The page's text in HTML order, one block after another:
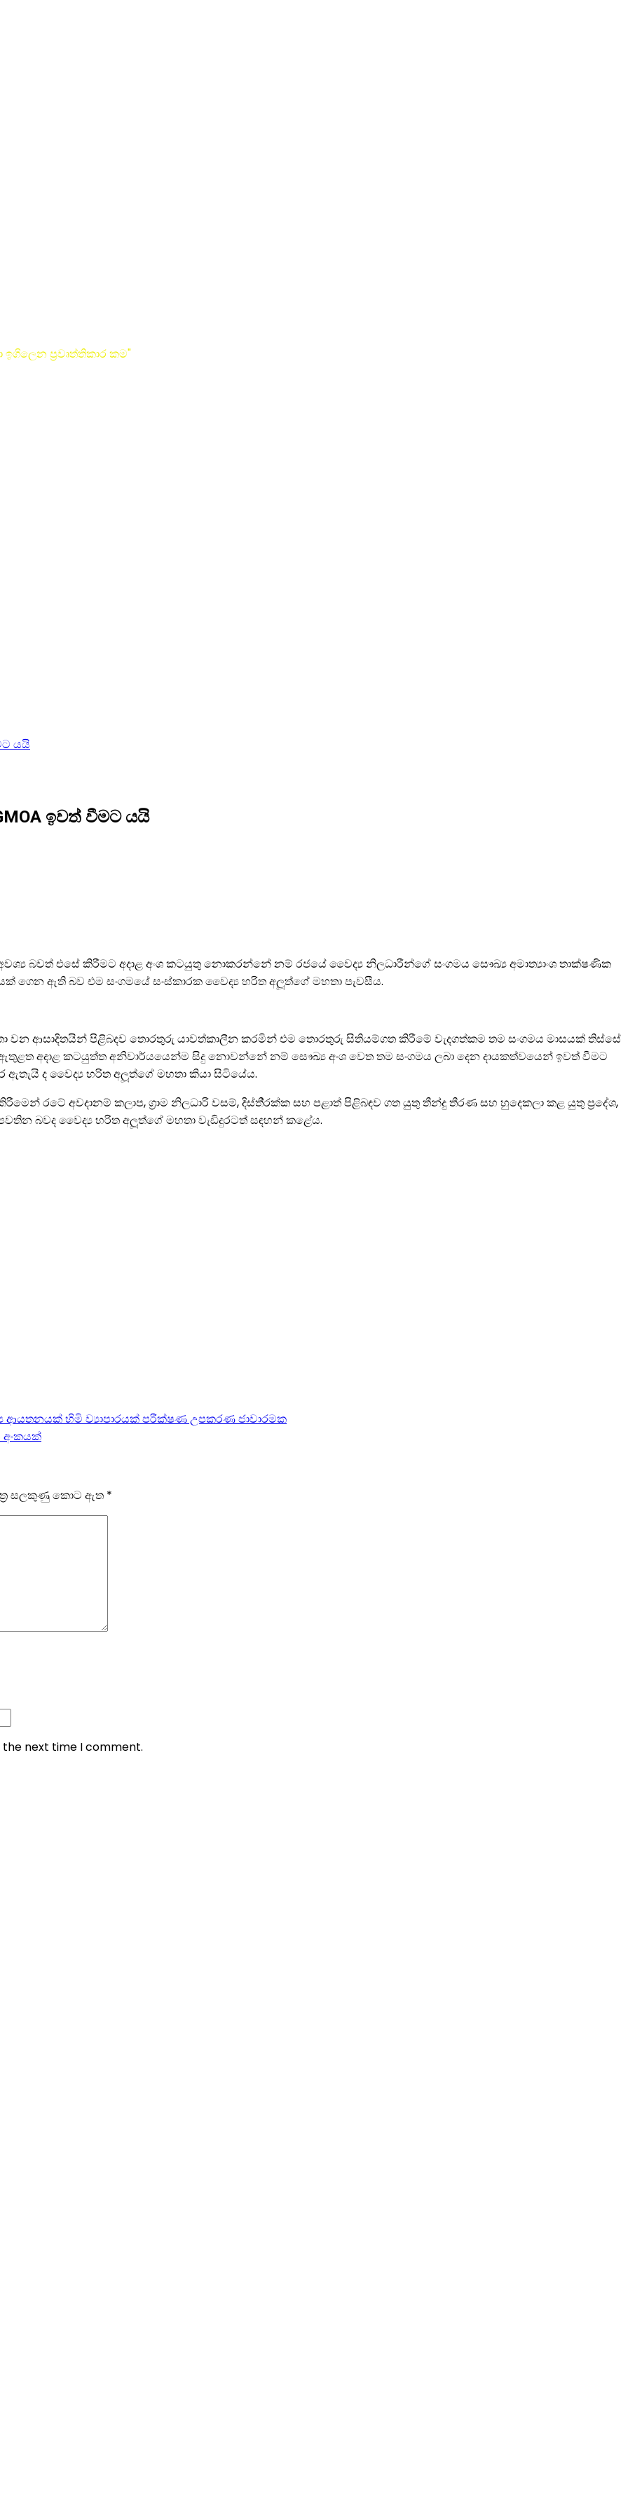
ඉගිලෙන ප්‍රවෘත්තිකාර කම"
යයි
ඉවත් වීමට යයි
බවත් එසේ කිරීමට අදාළ අංශ කටයුතු නොකරන්නේ නම් රජයේ වෛද්‍ය නිලධාරීන්ගේ සංගමය සෞඛ්‍ය අමාත්‍යාංශ තාක්ෂණික
ඇති බව එම සංගමයේ සංස්කාරක වෛද්‍ය හරිත අලූත්ගේ මහතා පැවසීය.
ආසාදිතයින් පිළිබදව තොරතුරු යාවත්කාලීන කරමින් එම තොරතුරු සිතියම්ගත කිරීමේ වැදගත්කම තම සංගමය මාසයක් තිස්සේ
අදාළ කටයුත්ත අනිවාර්යයෙන්ම සිදු නොවන්නේ නම් සෞඛ්‍ය අංශ වෙත තම සංගමය ලබා දෙන දායකත්වයෙන් ඉවත් වීමට
ද වෛද්‍ය හරිත අලූත්ගේ මහතා කියා සිටියේය.
රටේ අවදානම් කලාප, ග‍්‍රාම නිලධාරි වසම්, දිස්ති‍්‍රක්ක සහ පළාත් පිළිබඳව ගත යුතු තීන්දු තීරණ සහ හුදෙකලා කළ යුතු ප‍්‍රදේශ,
බවද වෛද්‍ය හරිත අලූත්ගේ මහතා වැඩිදුරටත් සඳහන් කළේය.
ආයතනයක් හිමි ව්‍යාපාරයක් පරීක්ෂණ උපකරණ ජාවාරමක
සලකුණු කොට ඇත *
the next time I comment.